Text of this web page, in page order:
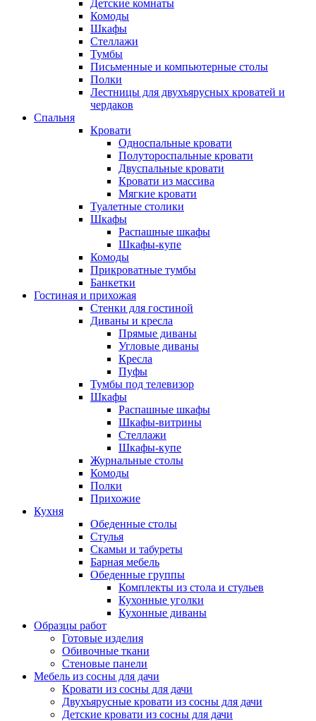
Детские комнаты
Комоды
Шкафы
Стеллажи
Тумбы
Письменные и компьютерные столы
Полки
Лестницы для двухъярусных кроватей и
чердаков
Спальня
Кровати
Односпальные кровати
Полутороспальные кровати
Двуспальные кровати
Кровати из массива
Мягкие кровати
Туалетные столики
Шкафы
Распашные шкафы
Шкафы-купе
Комоды
Прикроватные тумбы
Банкетки
Гостиная и прихожая
Стенки для гостиной
Диваны и кресла
Прямые диваны
Угловые диваны
Кресла
Пуфы
Тумбы под телевизор
Шкафы
Распашные шкафы
Шкафы-витрины
Стеллажи
Шкафы-купе
Журнальные столы
Комоды
Полки
Прихожие
Кухня
Обеденные столы
Стулья
Скамьи и табуреты
Барная мебель
Обеденные группы
Комплекты из стола и стульев
Кухонные уголки
Кухонные диваны
Образцы работ
Готовые изделия
Обивочные ткани
Стеновые панели
Мебель из сосны для дачи
Кровати из сосны для дачи
Двухъярусные кровати из сосны для дачи
Детские кровати из сосны для дачи